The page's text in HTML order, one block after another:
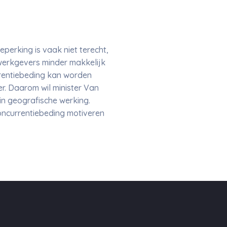
is vaak niet terecht,
minder makkelijk
kan worden
Daarom wil minister Van
geografische werking.
motiveren